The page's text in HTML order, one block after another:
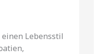
Lebensstil